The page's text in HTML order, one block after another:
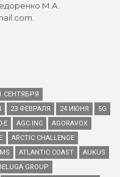
М.А.
СЕНТЯБРЯ
23 ФЕВРАЛЯ 24 ИЮНЯ
5G
Е AGC INC
AGORAVOX
ARCTIC CHALLENGE
ATLANTIC COAST
AUKUS
GROUP